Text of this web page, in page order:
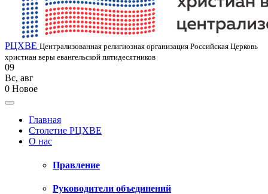
РЦХВЕ Централизованная религиозная организация Российская Церковь
христиан веры евангельской пятидесятников
09
Вс, авг
0 Новое
Главная
Столетие РЦХВЕ
О нас
Правление
Руководители объединений